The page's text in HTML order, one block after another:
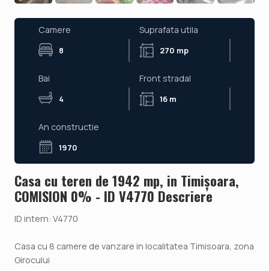
Camere
8
Suprafata utila
270 mp
Bai
4
Front stradal
16 m
An constructie
1970
Casa cu teren de 1942 mp, in Timișoara,
COMISION 0% - ID V4770 Descriere
ID intern: V4770
Casa cu 8 camere de vanzare in localitatea Timisoara, zona
Girocului